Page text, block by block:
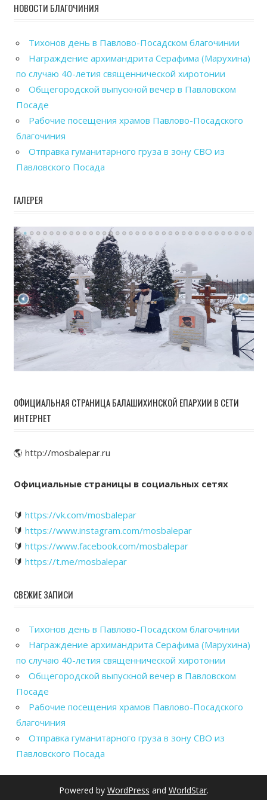
НОВОСТИ БЛАГОЧИНИЯ
Тихонов день в Павлово-Посадском благочинии
Награждение архимандрита Серафима (Марухина)
по случаю 40-летия священнической хиротонии
Общегородской выпускной вечер в Павловском
Посаде
Рабочие посещения храмов Павлово-Посадского
благочиния
Отправка гуманитарного груза в зону СВО из
Павловского Посада
ГАЛЕРЕЯ
ОФИЦИАЛЬНАЯ СТРАНИЦА БАЛАШИХИНСКОЙ ЕПАРХИИ В СЕТИ
ИНТЕРНЕТ
🌎 http://mosbalepar.ru
Официальные страницы в социальных сетях
🔰 https://vk.com/mosbalepar
🔰 https://www.instagram.com/mosbalepar
🔰 https://www.facebook.com/mosbalepar
🔰 https://t.me/mosbalepar
СВЕЖИЕ ЗАПИСИ
Тихонов день в Павлово-Посадском благочинии
Награждение архимандрита Серафима (Марухина)
по случаю 40-летия священнической хиротонии
Общегородской выпускной вечер в Павловском
Посаде
Рабочие посещения храмов Павлово-Посадского
благочиния
Отправка гуманитарного груза в зону СВО из
Павловского Посада
Powered by WordPress and WorldStar.